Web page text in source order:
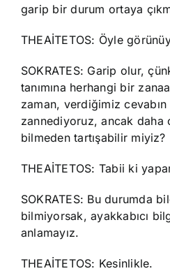
garip bir durum ortaya
THEAİTETOS: Öyle
SOKRATES: Garip olur,
tanımına herhangi bir
zaman, verdiğimiz
zannediyoruz, ancak daha
bilmeden tartışabilir miyiz?
THEAİTETOS: Tabii ki
SOKRATES: Bu durumda
bilmiyorsak, ayakkabıcı
anlamayız.
THEAİTETOS: Kesinlikle.